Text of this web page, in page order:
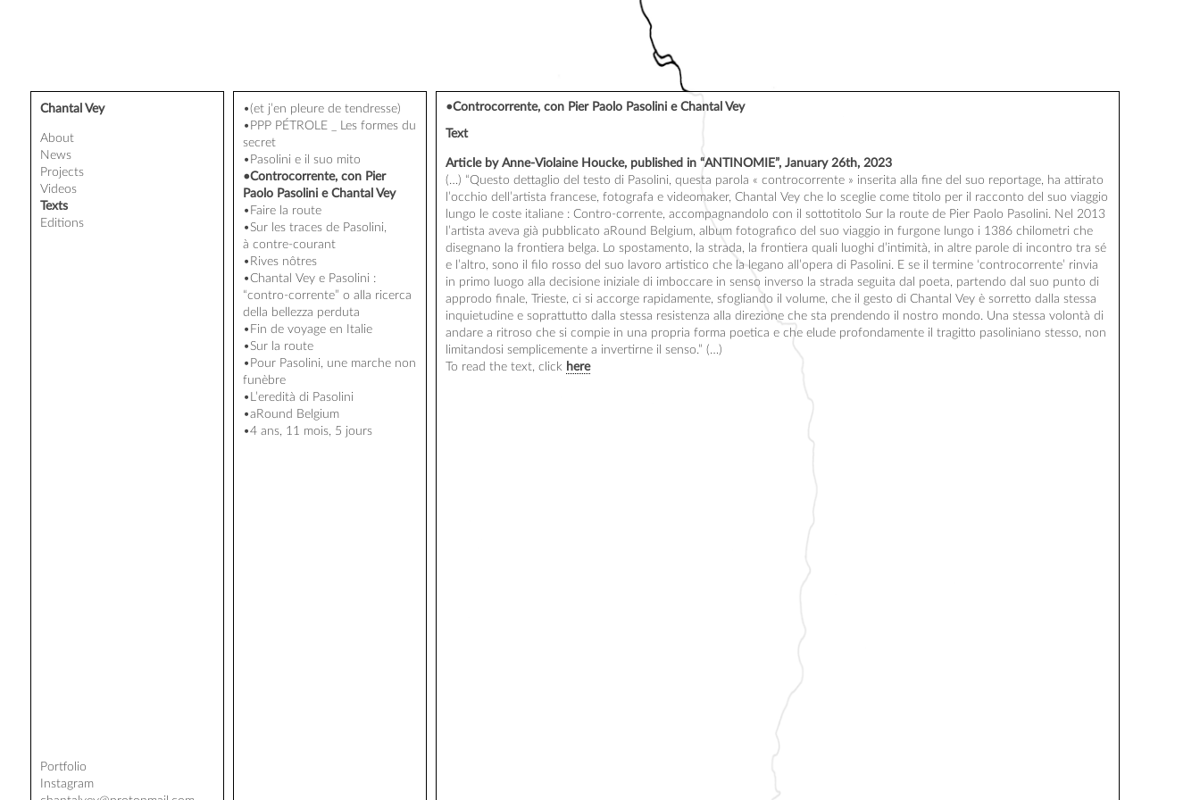
Chantal Vey
About
News
Projects
Videos
Texts
Editions
Portfolio
Instagram
•(et j’en pleure de tendresse)
•PPP PÉTROLE _ Les formes du
secret
•Pasolini e il suo mito
•Controcorrente, con Pier
Paolo Pasolini e Chantal Vey
•Faire la route
•Sur les traces de Pasolini,
à contre-courant
•Rives nôtres
•Chantal Vey e Pasolini :
“contro-corrente” o alla ricerca
della bellezza perduta
•Fin de voyage en Italie
•Sur la route
•Pour Pasolini, une marche non
funèbre
•L’eredità di Pasolini
•aRound Belgium
•4 ans, 11 mois, 5 jours
•Controcorrente, con Pier Paolo Pasolini e Chantal Vey
Text
Article by Anne-Vio­laine Houcke, publi­shed in “ANTINOMIE”, Janua­ry 26th, 2023
(…) “Ques­to det­ta­glio del tes­to di Paso­li­ni, ques­ta paro­la « contro­cor­rente » inse­ri­ta alla fine del suo repor­tage, ha atti­ra­to
l’occhio dell’artista fran­cese, foto­gra­fa e video­ma­ker, Chan­tal Vey che lo sce­glie come tito­lo per il rac­con­to del suo viag­gio
lun­go le coste ita­liane : Contro-cor­rente, accom­pa­gnan­do­lo con il sot­to­ti­to­lo Sur la route de Pier Pao­lo Paso­li­ni. Nel 2013
l’artista ave­va già pub­bli­ca­to aRound Bel­gium, album foto­gra­fi­co del suo viag­gio in fur­gone lun­go i 1386 chi­lo­me­tri che
dise­gna­no la fron­tie­ra bel­ga. Lo spos­ta­men­to, la stra­da, la fron­tie­ra qua­li luo­ghi d’intimità, in altre parole di incon­tro tra sé
e l’altro, sono il filo ros­so del suo lavo­ro artis­ti­co che la lega­no all’opera di Paso­li­ni. E se il ter­mine ‘contro­cor­rente’ rin­via
in pri­mo luo­go alla deci­sione iniziale di imboc­care in sen­so inver­so la stra­da segui­ta dal poe­ta, par­ten­do dal suo pun­to di
appro­do finale, Trieste, ci si accorge rapi­da­mente, sfo­glian­do il volume, che il ges­to di Chan­tal Vey è sor­ret­to dal­la stes­sa
inquie­tu­dine e soprat­tut­to dal­la stes­sa resis­ten­za alla dire­zione che sta pren­den­do il nos­tro mon­do. Una stes­sa volon­tà di
andare a ritro­so che si com­pie in una pro­pria for­ma poe­ti­ca e che elude pro­fon­da­mente il tra­git­to paso­li­nia­no stes­so, non
limi­tan­do­si sem­pli­ce­mente a inver­tirne il senso.” (…)
To read the text, click here